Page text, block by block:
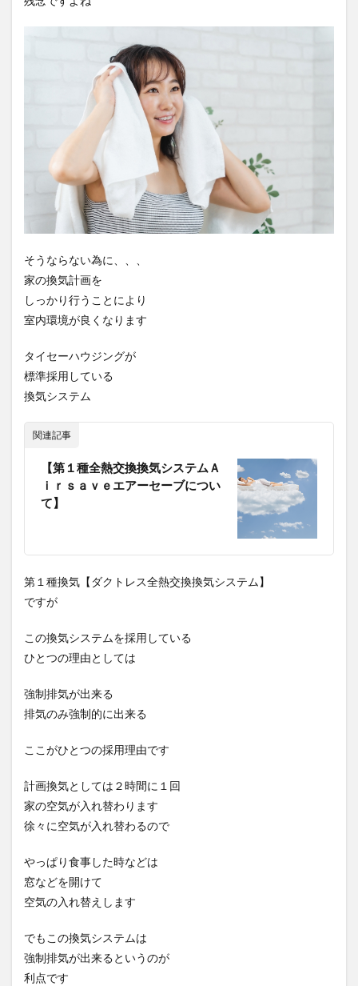
そうならない為に、、、
家の換気計画を
しっかり行うことにより
室内環境が良くなります
タイセーハウジングが
標準採用している
換気システム
関連記事
【第１種全熱交換換気システムＡ
ｉｒｓａｖｅエアーセーブについ
て】
第１種換気【ダクトレス全熱交換換気システム】
ですが
この換気システムを採用している
ひとつの理由としては
強制排気が出来る
排気のみ強制的に出来る
ここがひとつの採用理由です
計画換気としては２時間に１回
家の空気が入れ替わります
徐々に空気が入れ替わるので
やっぱり食事した時などは
窓などを開けて
空気の入れ替えします
でもこの換気システムは
強制排気が出来るというのが
利点です